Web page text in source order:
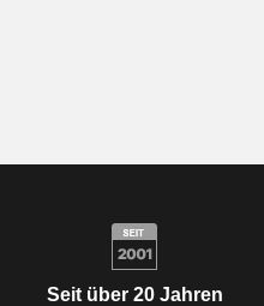
Seit über 20 Jahren